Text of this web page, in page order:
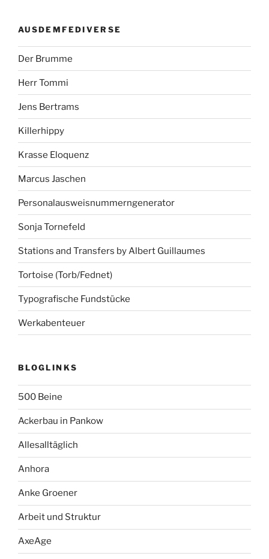
AUSDEMFEDIVERSE
Der Brumme
Herr Tommi
Jens Bertrams
Killerhippy
Krasse Eloquenz
Marcus Jaschen
Personalausweisnummerngenerator
Sonja Tornefeld
Stations and Transfers by Albert Guillaumes
Tortoise (Torb/Fednet)
Typografische Fundstücke
Werkabenteuer
BLOGLINKS
500 Beine
Ackerbau in Pankow
Allesalltäglich
Anhora
Anke Groener
Arbeit und Struktur
AxeAge